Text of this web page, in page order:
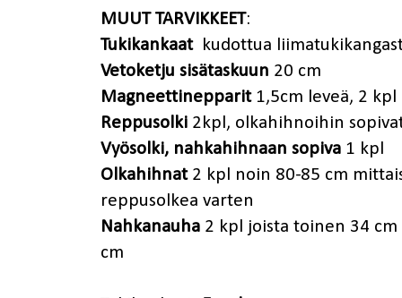
MUUT TARVIKKEET:
Tukikankaatkudottua
Vetoketju sisätaskuun 20 cm
Magneettinepparit1,5cm leveä, 2 kpl
Reppusolki 2kpl, olkahihnoihin
Vyösolki, nahkahihnaan sopiva 1 kpl
Olkahihnat 2 kpl noin 80-85 cm
reppusolkea varten
Nahkanauha 2 kpl joista toinen 34
cm